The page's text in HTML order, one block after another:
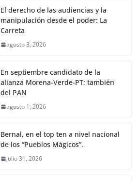
El derecho de las audiencias y la
manipulación desde el poder: La
Carreta
agosto 3, 2026
En septiembre candidato de la
alianza Morena-Verde-PT; también
del PAN
agosto 1, 2026
Bernal, en el top ten a nivel nacional
de los “Pueblos Mágicos”.
julio 31, 2026